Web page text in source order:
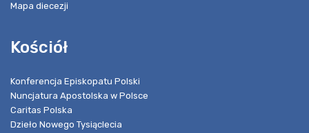
Mapa diecezji
Kościół
Konferencja Episkopatu Polski
Nuncjatura Apostolska w Polsce
Caritas Polska
Dzieło Nowego Tysiąclecia